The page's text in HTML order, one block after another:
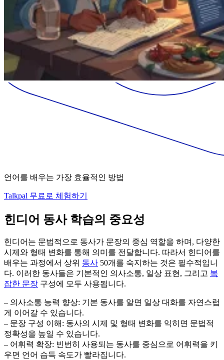
언어를 배우는 가장 효율적인 방법
Talkpal 무료로 체험하기
힌디어 동사 학습의 중요성
힌디어는 문법적으로 동사가 문장의 중심 역할을 하며, 다양한
시제와 형태 변화를 통해 의미를 전달합니다. 따라서 힌디어를
배우는 과정에서 상위 동사 50개를 숙지하는 것은 필수적입니
다. 이러한 동사들은 기본적인 의사소통, 일상 표현, 그리고 복
잡한 문장 구성에 모두 사용됩니다.
– 의사소통 능력 향상: 기본 동사를 알면 일상 대화를 자연스럽
게 이어갈 수 있습니다.
– 문장 구성 이해: 동사의 시제 및 형태 변화를 익히면 문법적
정확성을 높일 수 있습니다.
– 어휘력 확장: 빈번히 사용되는 동사를 중심으로 어휘력을 키
우면 언어 습득 속도가 빨라집니다.